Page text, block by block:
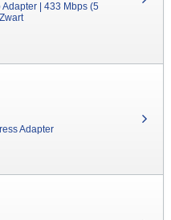
Adapter | 433 Mbps (5
Adapter